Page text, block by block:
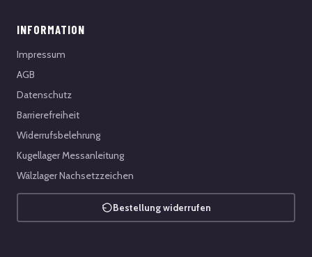
INFORMATION
Impressum
AGB
Datenschutz
Barrierefreiheit
Widerrufsbelehrung
Kugellager Messanleitung
Wälzlager Nachsetzzeichen
Bestellung widerrufen